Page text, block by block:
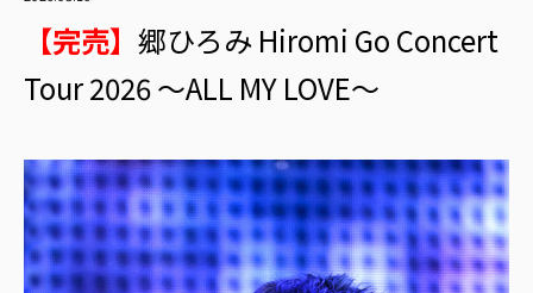
【完売】 郷ひろみ Hiromi Go Concert
Tour 2026 ～ALL MY LOVE～